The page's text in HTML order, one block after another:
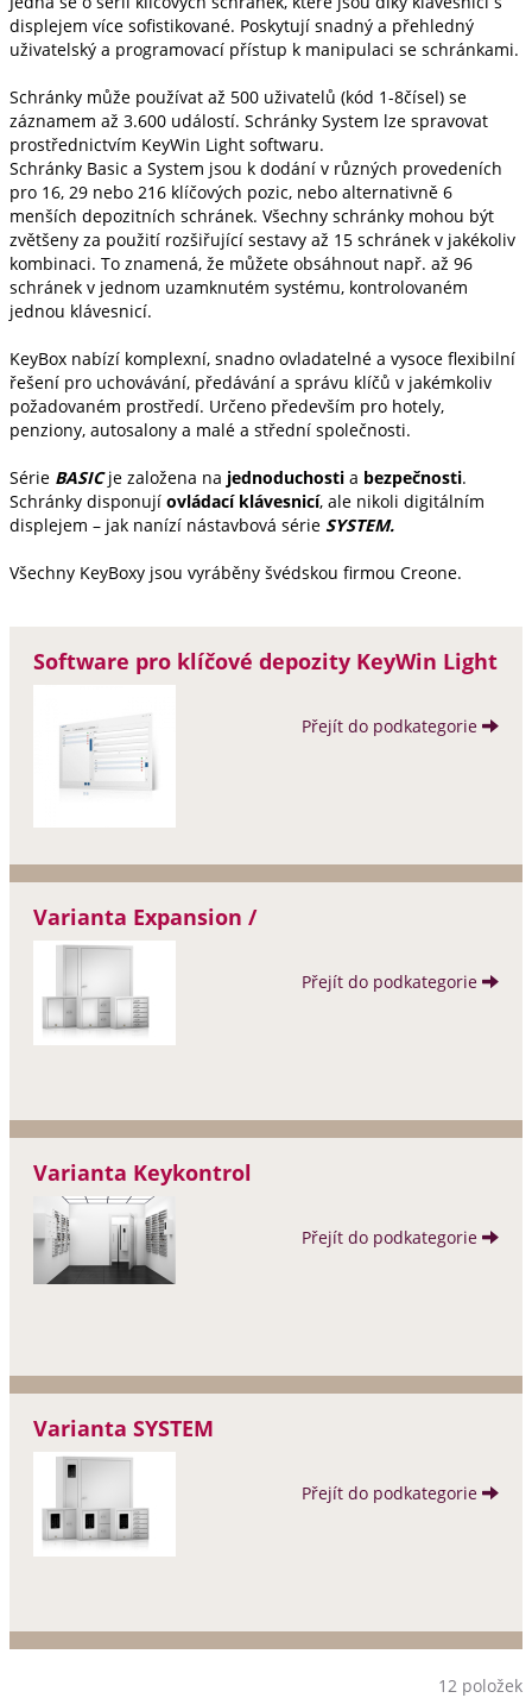
displejem více sofistikované. Poskytují snadný a přehledný
uživatelský a programovací přístup k manipulaci se schránkami.
Schránky může používat až 500 uživatelů (kód 1-8čísel) se
záznamem až 3.600 událostí. Schránky System lze spravovat
prostřednictvím KeyWin Light softwaru.
Schránky Basic a System jsou k dodání v různých provedeních
pro 16, 29 nebo 216 klíčových pozic, nebo alternativně 6
menších depozitních schránek. Všechny schránky mohou být
zvětšeny za použití rozšiřující sestavy až 15 schránek v jakékoliv
kombinaci. To znamená, že můžete obsáhnout např. až 96
schránek v jednom uzamknutém systému, kontrolovaném
jednou klávesnicí.
KeyBox nabízí komplexní, snadno ovladatelné a vysoce flexibilní
řešení pro uchovávání, předávání a správu klíčů v jakémkoliv
požadovaném prostředí. Určeno především pro hotely,
penziony, autosalony a malé a střední společnosti.
Série BASIC je založena na jednoduchosti a bezpečnosti.
Schránky disponují ovládací klávesnicí, ale nikoli digitálním
displejem – jak nanízí nástavbová série SYSTEM.
Všechny KeyBoxy jsou vyráběny švédskou firmou Creone.
Software pro klíčové depozity KeyWin Light
Přejít do podkategorie
Varianta Expansion /
Přejít do podkategorie
Varianta Keykontrol
Přejít do podkategorie
Varianta SYSTEM
Přejít do podkategorie
12 položek